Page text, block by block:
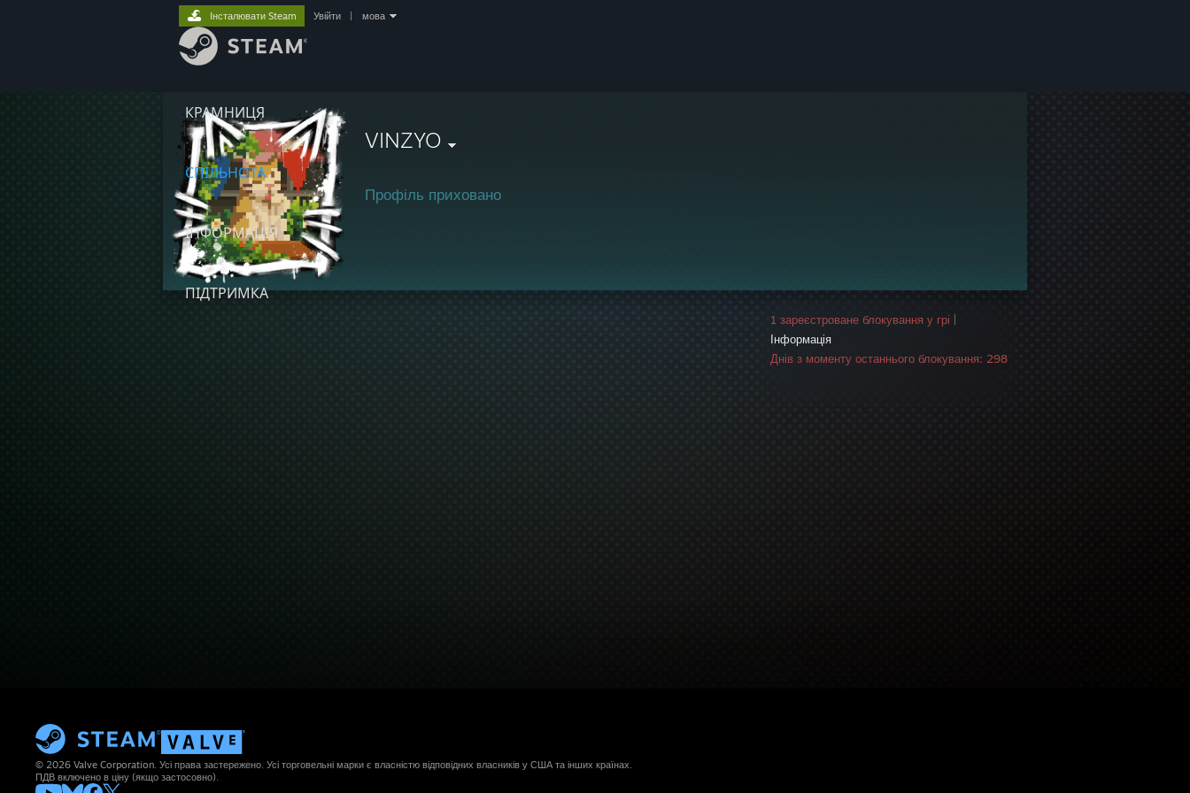
КРАМНИЦЯ
СПІЛЬНОТА
ІНФОРМАЦІЯ
ПІДТРИМКА
Інсталювати Steam Увійти мова
VINZYO
Профіль приховано
1 зареєстроване блокування у грі
Інформація
Днів з моменту останнього блокування: 298
© 2026 Valve Corporation. Усі права застережено. Усі торговельні марки є власністю відповідних власників у США та інших країнах.
ПДВ включено в ціну (якщо застосовно).